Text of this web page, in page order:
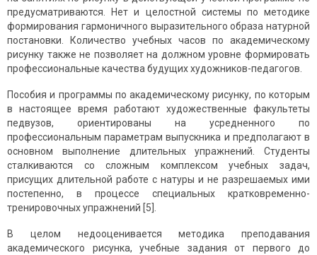
предусматриваются. Нет и целостной системы по методике
формирования гармоничного выразительного образа натурной
постановки. Количество учебных часов по академическому
рисунку также не позволяет на должном уровне формировать
профессиональные качества будущих художников-педагогов.
Пособия и программы по академическому рисунку, по которым
в настоящее время работают художественные факультеты
педвузов, ориентированы на усредненного по
профессиональным параметрам выпускника и предполагают в
основном выполнение длительных упражнений. Студенты
сталкиваются со сложным комплексом учебных задач,
присущих длительной работе с натуры и не разрешаемых ими
постепенно, в процессе специальных кратковременно-
тренировочных упражнений [5].
В целом недооценивается методика преподавания
академического рисунка, учебные задания от первого до